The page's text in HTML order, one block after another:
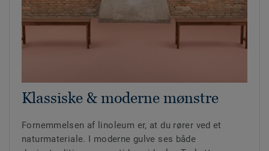
Klassiske & moderne mønstre
Fornemmelsen af linoleum er, at du rører ved et
naturmateriale. I moderne gulve ses både